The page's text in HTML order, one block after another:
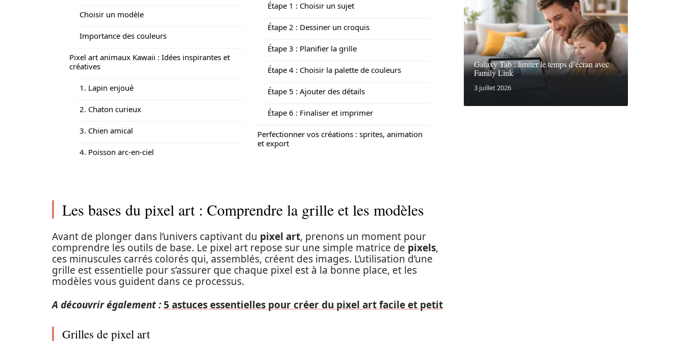
Choisir un modèle
Importance des couleurs
Pixel art animaux Kawaii : Idées inspirantes et
créatives
1. Lapin enjoué
2. Chaton curieux
3. Chien amical
4. Poisson arc-en-ciel
Étape 1 : Choisir un sujet
Étape 2 : Dessiner un croquis
Étape 3 : Planifier la grille
Étape 4 : Choisir la palette de couleurs
Étape 5 : Ajouter des détails
Étape 6 : Finaliser et imprimer
Perfectionner vos créations : sprites, animation
et export
Les bases du pixel art : Comprendre la grille et les modèles
Avant de plonger dans l’univers captivant du pixel art, prenons un moment pour
comprendre les outils de base. Le pixel art repose sur une simple matrice de pixels,
ces minuscules carrés colorés qui, assemblés, créent des images. L’utilisation d’une
grille est essentielle pour s’assurer que chaque pixel est à la bonne place, et les
modèles vous guident dans ce processus.
A découvrir également : 5 astuces essentielles pour créer du pixel art facile et petit
Grilles de pixel art
Galaxy Tab : limiter le temps d’écran avec
Family Link
3 juillet 2026